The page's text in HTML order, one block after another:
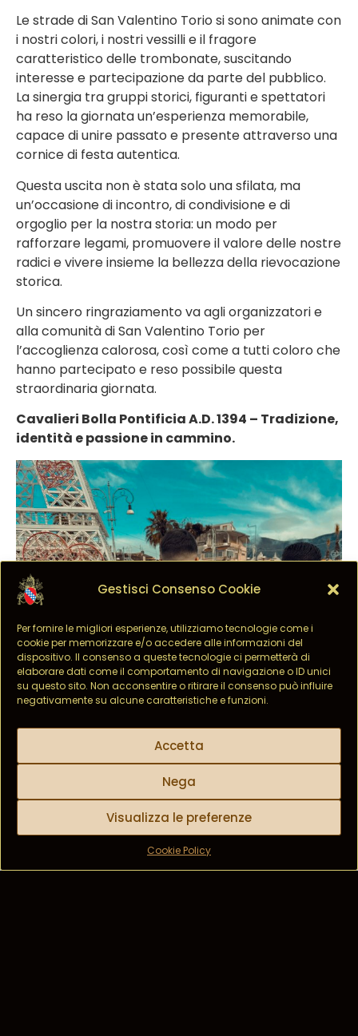
Gestisci Consenso Cookie
Per fornire le migliori esperienze, utilizziamo tecnologie come i
cookie per memorizzare e/o accedere alle informazioni del
dispositivo. Il consenso a queste tecnologie ci permetterà di
elaborare dati come il comportamento di navigazione o ID unici
su questo sito. Non acconsentire o ritirare il consenso può influire
negativamente su alcune caratteristiche e funzioni.
Accetta
Nega
Visualizza le preferenze
Cookie Policy
Le strade di San Valentino Torio si sono animate con
i nostri colori, i nostri vessilli e il fragore
caratteristico delle trombonate, suscitando
interesse e partecipazione da parte del pubblico.
La sinergia tra gruppi storici, figuranti e spettatori
ha reso la giornata un’esperienza memorabile,
capace di unire passato e presente attraverso una
cornice di festa autentica.
Questa uscita non è stata solo una sfilata, ma
un’occasione di incontro, di condivisione e di
orgoglio per la nostra storia: un modo per
rafforzare legami, promuovere il valore delle nostre
radici e vivere insieme la bellezza della rievocazione
storica.
Un sincero ringraziamento va agli organizzatori e
alla comunità di San Valentino Torio per
l’accoglienza calorosa, così come a tutti coloro che
hanno partecipato e reso possibile questa
straordinaria giornata.
Cavalieri Bolla Pontificia A.D. 1394 – Tradizione,
identità e passione in cammino.